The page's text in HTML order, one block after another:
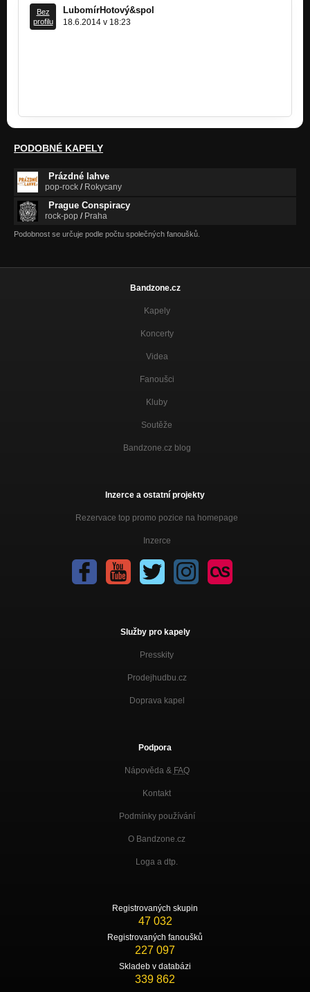
Bez
profilu
LubomírHotový&spol
18.6.2014 v 18:23
PODOBNÉ KAPELY
Prázdné lahve
pop-rock / Rokycany
Prague Conspiracy
rock-pop / Praha
Podobnost se určuje podle počtu společných fanoušků.
Bandzone.cz
Kapely
Koncerty
Videa
Fanoušci
Kluby
Soutěže
Bandzone.cz blog
Inzerce a ostatní projekty
Rezervace top promo pozice na homepage
Inzerce
Služby pro kapely
Presskity
Prodejhudbu.cz
Doprava kapel
Podpora
Nápověda & FAQ
Kontakt
Podmínky používání
O Bandzone.cz
Loga a dtp.
Registrovaných skupin
47 032
Registrovaných fanoušků
227 097
Skladeb v databázi
339 862